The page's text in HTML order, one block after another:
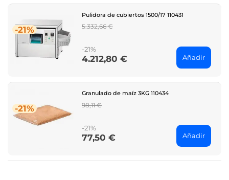
-21%
Pulidora de cubiertos 1500/17 110431
Regular
5.332,66 €
-21%
Price
4.212,80 € Añadir
-21%
Granulado de maíz 3KG 110434
Regular
98,11 €
-21%
Price
77,50 € Añadir